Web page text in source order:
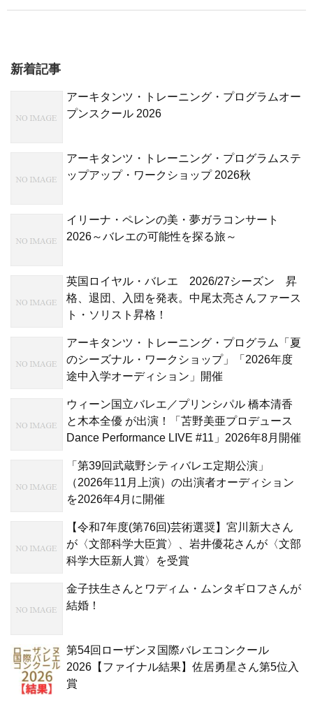
新着記事
アーキタンツ・トレーニング・プログラムオー
プンスクール 2026
アーキタンツ・トレーニング・プログラムステ
ップアップ・ワークショップ 2026秋
イリーナ・ペレンの美・夢ガラコンサート
2026～バレエの可能性を探る旅～
英国ロイヤル・バレエ 2026/27シーズン 昇
格、退団、入団を発表。中尾太亮さんファース
ト・ソリスト昇格！
アーキタンツ・トレーニング・プログラム「夏
のシーズナル・ワークショップ」「2026年度
途中入学オーディション」開催
ウィーン国立バレエ／プリンシパル 橋本清香
と木本全優 が出演！「苫野美亜プロデュース
Dance Performance LIVE #11」2026年8月開催
「第39回武蔵野シティバレエ定期公演」
（2026年11月上演）の出演者オーディション
を2026年4月に開催
【令和7年度(第76回)芸術選奨】宮川新大さん
が〈文部科学大臣賞〉、岩井優花さんが〈文部
科学大臣新人賞〉を受賞
金子扶生さんとワディム・ムンタギロフさんが
結婚！
第54回ローザンヌ国際バレエコンクール
2026【ファイナル結果】佐居勇星さん第5位入
賞